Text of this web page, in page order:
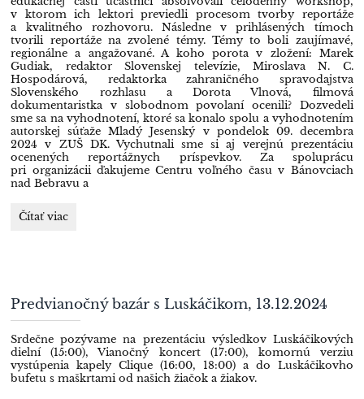
v ktorom ich lektori previedli procesom tvorby reportáže
a kvalitného rozhovoru. Následne v prihlásených tímoch
tvorili reportáže na zvolené témy. Témy to boli zaujímavé,
regionálne a angažované. A koho porota v zložení: Marek
Gudiak, redaktor Slovenskej televízie, Miroslava N. C.
Hospodárová, redaktorka zahraničného spravodajstva
Slovenského rozhlasu a Dorota Vlnová, filmová
dokumentaristka v slobodnom povolaní ocenili? Dozvedeli
sme sa na vyhodnotení, ktoré sa konalo spolu a vyhodnotením
autorskej súťaže Mladý Jesenský v pondelok 09. decembra
2024 v ZUŠ DK. Vychutnali sme si aj verejnú prezentáciu
ocenených reportážnych príspevkov. Za spoluprácu
pri organizácii ďakujeme Centru voľného času v Bánovciach
nad Bebravu a
11.
a
redaktor:
Čítať viac
Predvianočný bazár s Luskáčikom, 13.12.2024
Srdečne pozývame na prezentáciu výsledkov Luskáčikových
dielní (15:00), Vianočný koncert (17:00), komornú verziu
vystúpenia kapely Clique (16:00, 18:00) a do Luskáčikovho
bufetu s maškrtami od našich žiačok a žiakov.